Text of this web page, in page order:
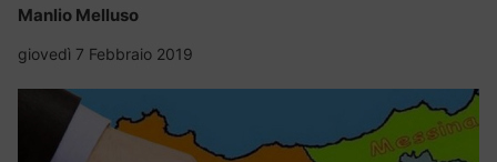
Manlio Melluso
giovedì 7 Febbraio 2019